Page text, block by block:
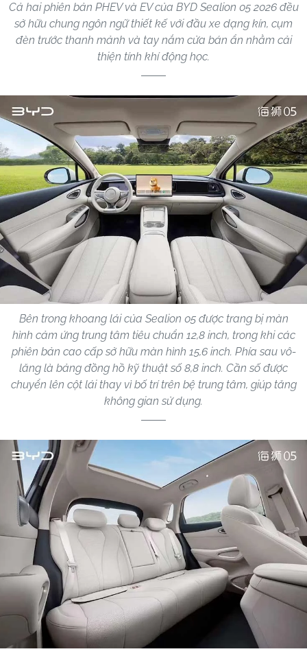
Cả hai phiên bản PHEV và EV của BYD Sealion 05 2026 đều
sở hữu chung ngôn ngữ thiết kế với đầu xe dạng kín, cụm
đèn trước thanh mảnh và tay nắm cửa bán ẩn nhằm cải
thiện tính khí động học.
Bên trong khoang lái của Sealion 05 được trang bị màn
hình cảm ứng trung tâm tiêu chuẩn 12,8 inch, trong khi các
phiên bản cao cấp sở hữu màn hình 15,6 inch. Phía sau vô-
lăng là bảng đồng hồ kỹ thuật số 8,8 inch. Cần số được
chuyển lên cột lái thay vì bố trí trên bệ trung tâm, giúp tăng
không gian sử dụng.